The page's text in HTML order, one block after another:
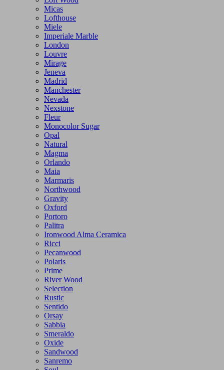
Micas
Lofthouse
Miele
Imperiale Marble
London
Louvre
Mirage
Jeneva
Madrid
Manchester
Nevada
Nexstone
Fleur
Monocolor Sugar
Opal
Natural
Magma
Orlando
Maia
Marmaris
Northwood
Gravity
Oxford
Portoro
Palitra
Ironwood Alma Ceramica
Ricci
Pecanwood
Polaris
Prime
River Wood
Selection
Rustic
Sentido
Orsay
Sabbia
Smeraldo
Oxide
Sandwood
Sanremo